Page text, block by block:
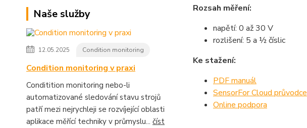
Naše služby
12.05.2025 Condition monitoring
Condition monitoring v praxi
Conditition monitoring nebo-li
automatizované sledování stavu strojů
patří mezi nejrychleji se rozvíjející oblasti
aplikace měřící techniky v průmyslu... číst
Rozsah měření:
napětí: 0 až 30 V
rozlišení: 5 a ½ číslic
Ke stažení:
PDF manuál
SensorFor Cloud průvodce
Online podpora